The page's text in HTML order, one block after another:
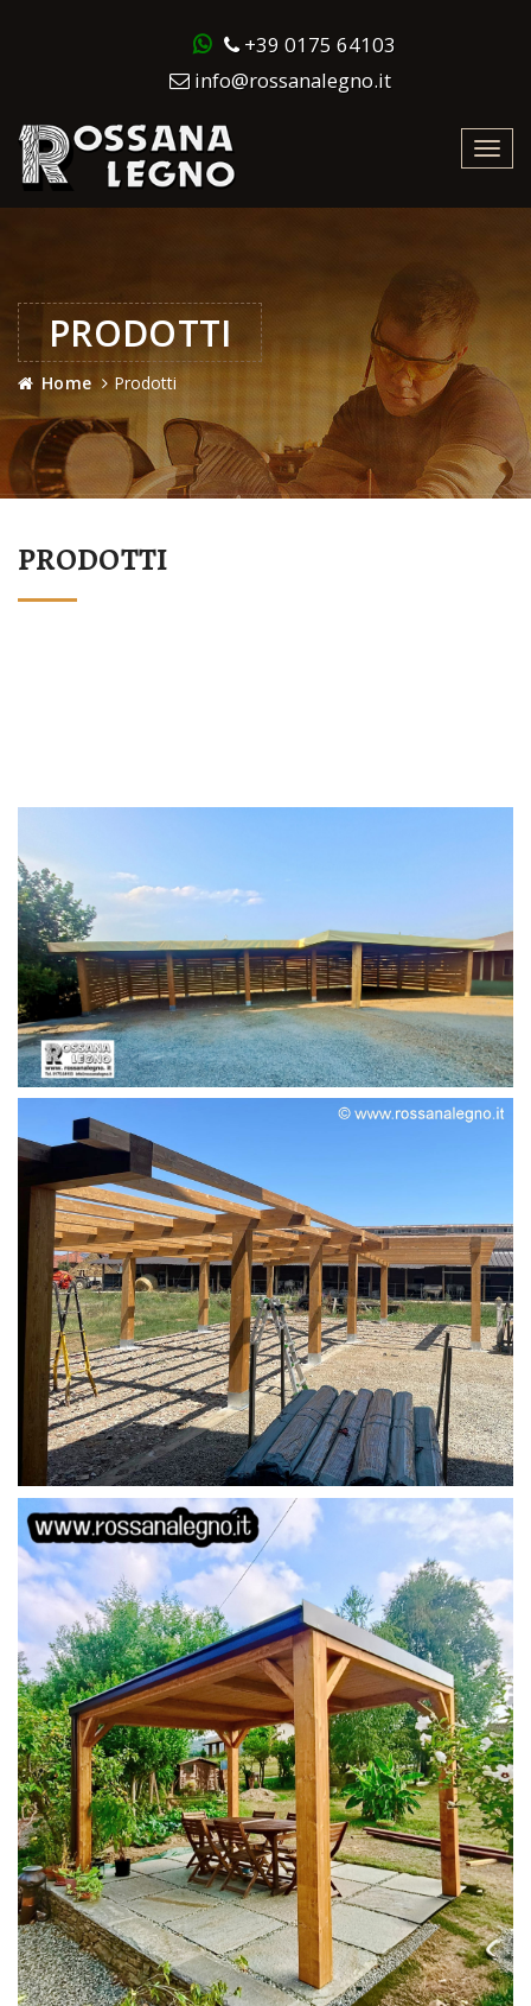
+39 0175 64103
info@rossanalegno.it
PRODOTTI
Home Prodotti
PRODOTTI
STRUTTURA
STRUTTURA